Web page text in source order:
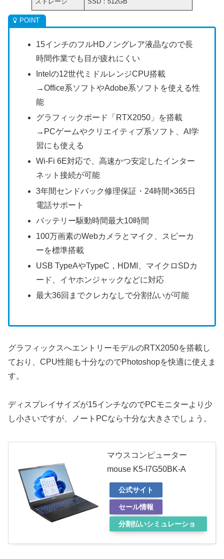
15インチのフルHDノングレア液晶なので長
時間作業でも目が疲れにくい
Intelの12世代ミドルレンジCPU搭載
→Office系ソフトやAdobe系ソフトを使える性
能
グラフィックボード「RTX2050」を搭載
→PCゲームやクリエイティブ系ソフト、AI学
習にも使える
Wi-Fi 6E対応で、高速かつ安定したインター
ネット接続が可能
3年間センドバック修理保証・24時間×365日
電話サポート
バッテリー駆動時間最大10時間
100万画素のWebカメラとマイク、スピーカ
ーを標準搭載
USB TypeAやTypeC，HDMI、マイクロSDカ
ード、イヤホンジャックなどに対応
最大36回までクレカなしで分割払いが可能
グラフィックスへエントリーモデルのRTX2050を搭載し
ており、CPU性能も十分なのでPhotoshopを快適に使えま
す。
ディスプレイサイズが15インチなのでPCモニターより少
し小さいですが、ノートPCなら十分な大きさでしょう。
マウスコンピューター
mouse K5-I7G50BK-A
公式サイト
セール情報
分割払いシミュレーショ